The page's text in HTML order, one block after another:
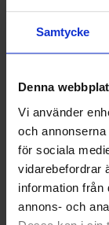
Samtycke
Denna
Vi använder
och
för sociala
vidarebefordrar
information från
annons- och
HÅLLBARHET
NYA UPPDRAG
OHLSSONS
OHLSSONS
OHLSSONS